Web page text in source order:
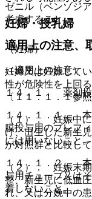
ゼニル（ベンゾジ
考慮すること。
適用上の注意、
（適用上の注意）
１４．１． 薬剤
１４．１．１．
膜投与用のプレフ
には用いないこと。
１４．１．２．
与用チューブ又は
着しないこと。
妊婦・授乳婦
（妊婦）
妊婦又は妊娠して
性が危険性を上回
〔１１．１．１参
（１）． 妊娠中
け、出生した新生
が対照群と比較し
（２）． 妊娠末
整、新生児に低血
れ、又は分娩中の